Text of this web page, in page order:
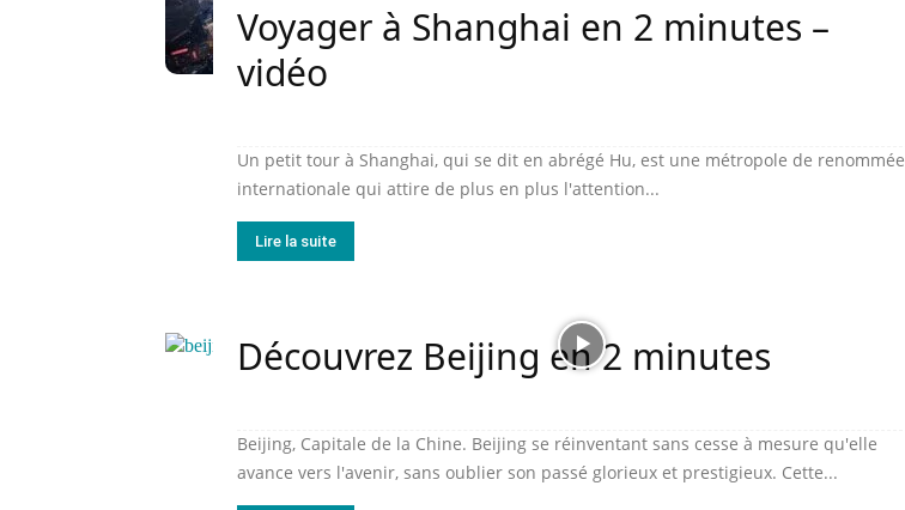
Voyager à Shanghai en 2 minutes –
vidéo
Un petit tour à Shanghai, qui se dit en abrégé Hu, est une métropole de renommée
internationale qui attire de plus en plus l'attention...
Lire la suite
Découvrez Beijing en 2 minutes
Beijing, Capitale de la Chine. Beijing se réinventant sans cesse à mesure qu'elle
avance vers l'avenir, sans oublier son passé glorieux et prestigieux. Cette...